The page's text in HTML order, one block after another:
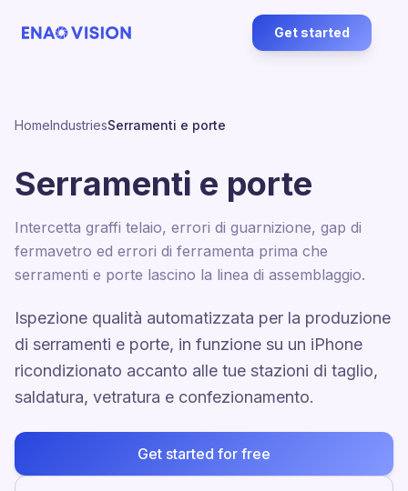
Get started
HomeIndustriesSerramenti e porte
Serramenti e porte
Intercetta graffi telaio, errori di guarnizione, gap di
fermavetro ed errori di ferramenta prima che
serramenti e porte lascino la linea di assemblaggio.
Ispezione qualità automatizzata per la produzione
di serramenti e porte, in funzione su un iPhone
ricondizionato accanto alle tue stazioni di taglio,
saldatura, vetratura e confezionamento.
Get started for free